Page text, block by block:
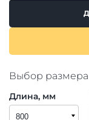
Выбор размера
Длина, мм